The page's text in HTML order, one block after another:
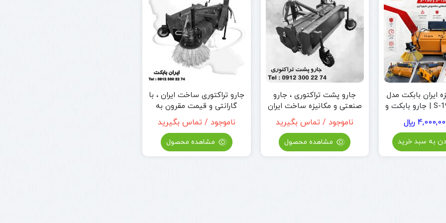
ایران بابکت مدل
S-150 و S-190 | جارو بابکت و
صنعتی مخصوص
شهرداری
﷼
به سبد خرید
جارو پشت تراکتوری ، جارو
صنعتی و مکانیزه ساخت ایران
ناموجود / تماس بگیرید
مشاهده محصول
جارو تراکتوری ساخت ایران ، با
گارانتی و قیمت مقرون به
صرفه
ناموجود / تماس بگیرید
مشاهده محصول